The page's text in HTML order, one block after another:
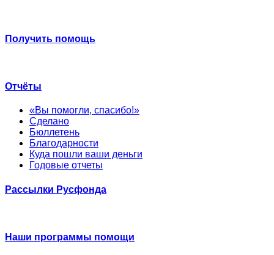
Получить помощь
Отчёты
«Вы помогли, спасибо!»
Сделано
Бюллетень
Благодарности
Куда пошли ваши деньги
Годовые отчеты
Рассылки Русфонда
Наши программы помощи